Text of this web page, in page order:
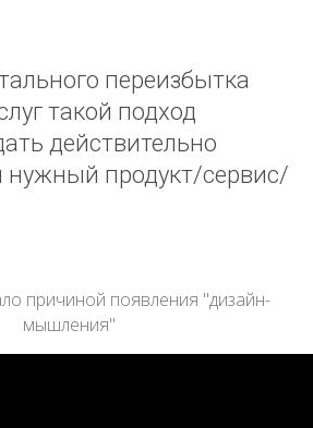
переизбытка
такой подход
действительно
нужный продукт/сервис/
причиной появления "дизайн-
мышления"